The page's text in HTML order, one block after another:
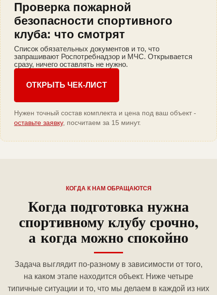
Проверка пожарной
безопасности спортивного
клуба: что смотрят
Список обязательных документов и то, что
запрашивают Роспотребнадзор и МЧС. Открывается
сразу, ничего оставлять не нужно.
ОТКРЫТЬ ЧЕК-ЛИСТ
Нужен точный состав комплекта и цена под ваш объект -
оставьте заявку, посчитаем за 15 минут.
КОГДА К НАМ ОБРАЩАЮТСЯ
Когда подготовка нужна
спортивному клубу срочно,
а когда можно спокойно
Задача выглядит по-разному в зависимости от того,
на каком этапе находится объект. Ниже четыре
типичные ситуации и то, что мы делаем в каждой из них